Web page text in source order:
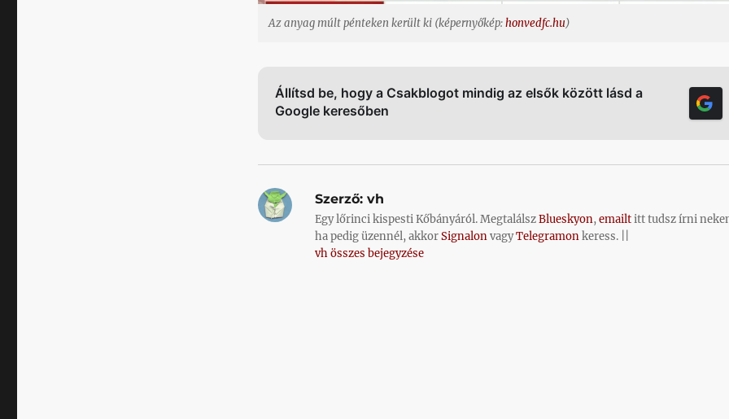
Az anyag múlt pénteken került ki (képernyőkép:honvedfc.hu)
Állítsd be, hogy a Csakblogot mindig az elsők között lásd a
Google keresőben
Szerző:vh
Egy lőrinci kispesti Kőbányáról. MegtalálszBlueskyon,emailtitt tudsz írni
ha pedig üzennél, akkorSignalonvagyTelegramonkeress. ||
vh összes bejegyzése